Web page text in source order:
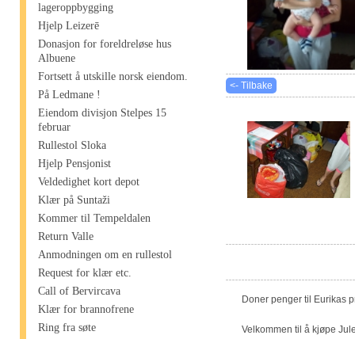
lageroppbygging
Hjelp Leizerē
Donasjon for foreldreløse hus
Albuene
Fortsett å utskille norsk eiendom.
På Ledmane !
Eiendom divisjon Stelpes 15
februar
Rullestol Sloka
Hjelp Pensjonist
Veldedighet kort depot
Klær på Suntaži
Kommer til Tempeldalen
Return Valle
Anmodningen om en rullestol
Request for klær etc.
Call of Bervircava
Klær for brannofrene
Ring fra søte
<- Tilbake
Doner penger til Eurikas
Velkommen til å kjøpe